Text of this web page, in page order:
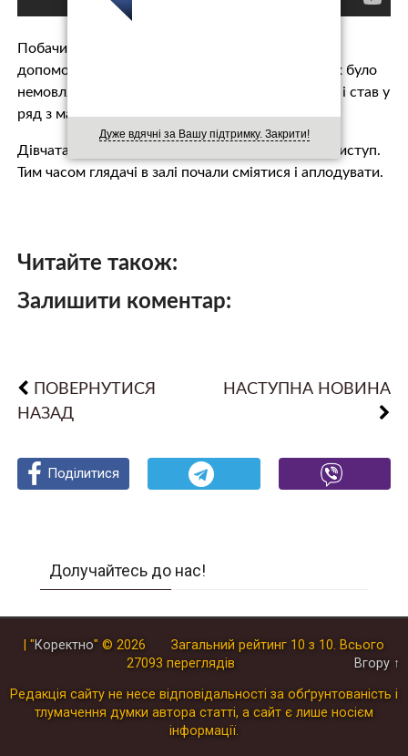
Дуже вдячні за Вашу підтримку. Закрити!
Побачивши це, її тато Марк Деніелс вирішив
допомогти малій. Попри те, що у нього на руках було
немовля, він вибіг на сцену, взяв доньку за руку, і став у
ряд з маленькими балеринами.
Дівчата одразу ж повеселішали і продовжили виступ.
Тим часом глядачі в залі почали сміятися і аплодувати.
Читайте також:
Залишити коментар:
ПОВЕРНУТИСЯ
НАЗАД
НАСТУПНА НОВИНА
Поділитися
Поділитися
Поділитися
Долучайтесь до нас!
| "Коректно" © 2026 Загальний рейтинг 10 з 10. Всього
27093 переглядів Вгору ↑
Редакція сайту не несе відповідальності за обґрунтованість і
тлумачення думки автора статті, а сайт є лише носієм
інформації.